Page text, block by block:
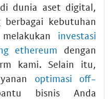
dunia aset digital,
kebutuhan
investasi
ethereum dengan
kami. Selain itu,
optimasi off-
bisnis Anda